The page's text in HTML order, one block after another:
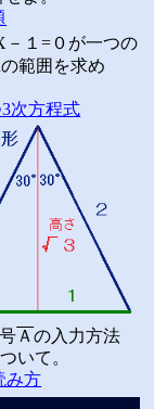
－１=０が一つの
範囲を求め
次方程式
Ａの入力方法
いて。
み方